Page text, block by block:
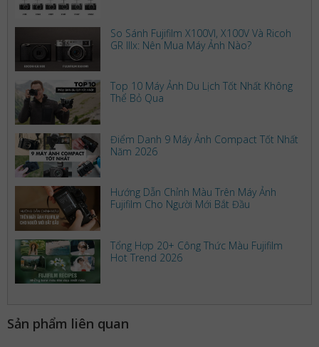
So Sánh Fujifilm X100VI, X100V Và Ricoh
GR IIIx: Nên Mua Máy Ảnh Nào?
Top 10 Máy Ảnh Du Lịch Tốt Nhất Không
Thể Bỏ Qua
Điểm Danh 9 Máy Ảnh Compact Tốt Nhất
Năm 2026
Hướng Dẫn Chỉnh Màu Trên Máy Ảnh
Fujifilm Cho Người Mới Bắt Đầu
Tổng Hợp 20+ Công Thức Màu Fujifilm
Hot Trend 2026
Sản phẩm liên quan